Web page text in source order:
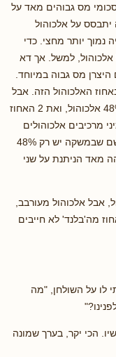
סכומי מס גבוהים מאד על
על אלכוהול
נמוך יותר מחצי. כדי
ליצור משקה מסויים, צריך שהמשקה יכיל 50% אלכוהול, למשל. אך דא
אלכוהול, משלם היצרן מס גבוה במיוחד.
האלכוהול הזה. אבל
יש לו פתרון נפלא. הוא מרכיב את המשקה מ48% אלכוהול, ואת 2 האחוז
מרכיבים אלכוהולים
ואחרים, שחלקם לא כשרים כלל. על התוית נרשם שבמשקה יש רק 48%
מאד הניתנת על שני
אבל אלכוהול מעורבב,
מה'בלנד' לא חייבים
לו על השולחן, "מה
הכי יקר, בערך שמונה